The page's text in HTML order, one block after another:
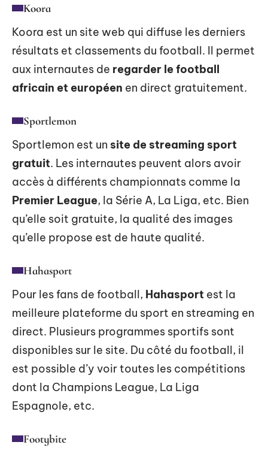
Koora
Koora est un site web qui diffuse les derniers
résultats et classements du football. Il permet
aux internautes de regarder le football
africain et européen en direct gratuitement.
Sportlemon
Sportlemon est un site de streaming sport
gratuit. Les internautes peuvent alors avoir
accès à différents championnats comme la
Premier League, la Série A, La Liga, etc. Bien
qu’elle soit gratuite, la qualité des images
qu’elle propose est de haute qualité.
Hahasport
Pour les fans de football, Hahasport est la
meilleure plateforme du sport en streaming en
direct. Plusieurs programmes sportifs sont
disponibles sur le site. Du côté du football, il
est possible d’y voir toutes les compétitions
dont la Champions League, La Liga
Espagnole, etc.
Footybite